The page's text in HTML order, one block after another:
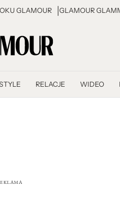
GLAMOUR GLAMOUR
RELACJE WIDEO